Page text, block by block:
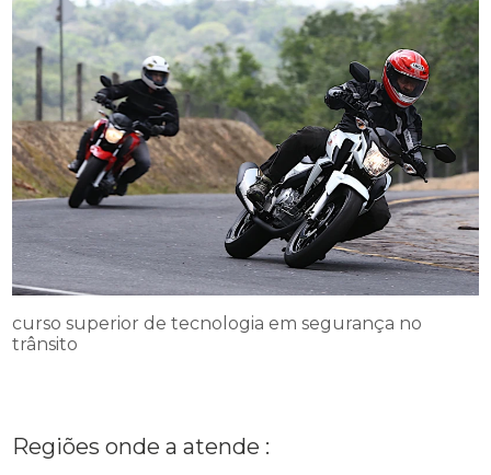
curso superior de tecnologia em segurança no
trânsito
Regiões onde a atende :